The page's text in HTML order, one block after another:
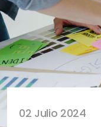
02 Julio 2024